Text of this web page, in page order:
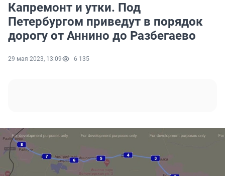
Капремонт и утки. Под
Петербургом приведут в порядок
дорогу от Аннино до Разбегаево
29 мая 2023, 13:09 6 135